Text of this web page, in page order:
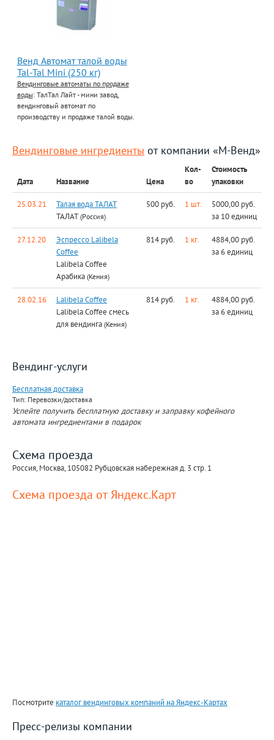
Венд Автомат талой воды
Tal-Tal Mini (250 кг)
Вендинговые автоматы по продаже
воды: ТалТал Лайт - мини завод,
вендинговый автомат по
производству и продаже талой воды.
Вендинговые ингредиенты от компании «М-Венд»
Дата Название Цена
Кол-
во
Стоимость
упаковки
25.03.21
Талая вода ТАЛАТ
ТАЛАТ (Россия)
500 руб. 1 шт.
5000,00 руб.
за 10 единиц
27.12.20
Эспрессо Lalibela
Coffee
Lalibela Coffee
Арабика (Кения)
814 руб. 1 кг.
4884,00 руб.
за 6 единиц
28.02.16
Lalibela Coffee
Lalibela Coffee смесь
для вендинга (Кения)
814 руб. 1 кг.
4884,00 руб.
за 6 единиц
Вендинг-услуги
Бесплатная доставка
Тип: Перевозки/доставка
Успейте получить бесплатную доставку и заправку кофейного
автомата ингредиентами в подарок
Схема проезда
Россия, Москва, 105082 Рубцовская набережная д. 3 стр. 1
Схема проезда от Яндекс.Карт
Посмотрите каталог вендинговых компаний на Яндекс-Картах
Пресс-релизы компании